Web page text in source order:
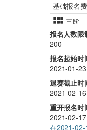
基础报名费
三阶
二阶
报名人数限
200
报名起始时
2021-01-
退赛截止时
2021-02-
重开报名时
2021-02-
在2021-02-